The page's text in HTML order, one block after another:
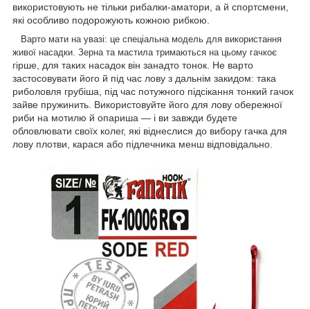
використовують не тільки рибалки-аматори, а й спортсмени,
які особливо подорожують кожною рибкою.
Варто мати на увазі: це спеціальна модель для використання
живої насадки. Зерна та мастила тримаються на цьому гачкоє
гірше, для таких насадок він занадто тонок. Не варто
застосовувати його й під час лову з дальнім закидом: така
риболовля грубіша, під час потужного підсікання тонкий гачок
зайве пружинить. Використовуйте його для лову обережної
риби на мотилю й опариша — і ви завжди будете
обловлювати своїх колег, які віднеслися до вибору гачка для
лову плотви, карася або підлечника менш відповідально.